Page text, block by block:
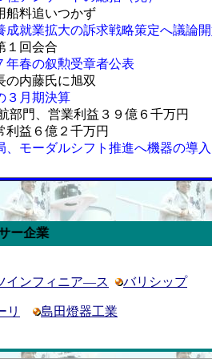
料追いつかず
成就業拡大の訴求戦略策定へ議論
１回会合
年春の叙勲受章者公表
内藤氏に旭双
３月期決算
部門、営業利益３９億６千万円
益６億２千万円
、モーダルシフト推進へ機器の導
インフィニア―ス バリシップ
リ 島田燈器工業